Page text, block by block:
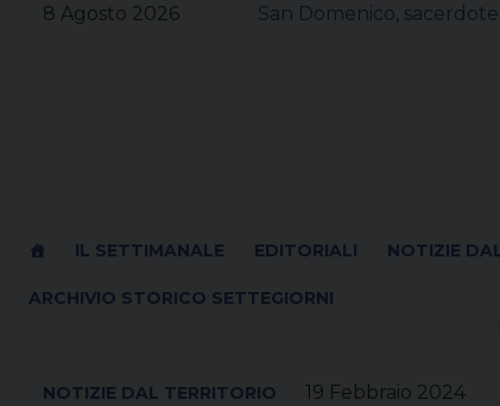
8 Agosto 2026 San Domenico, sacerdote
IL SETTIMANALE EDITORIALI NOTIZIE
ARCHIVIO STORICO SETTEGIORNI
19 Febbraio 2024
NOTIZIE DAL TERRITORIO